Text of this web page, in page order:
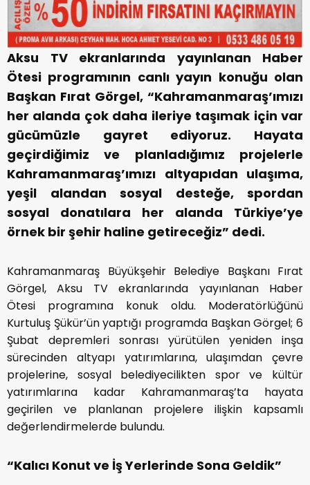
Aksu TV ekranlarında yayınlanan Haber
Ötesi programının canlı yayın konuğu olan
Başkan Fırat Görgel, “Kahramanmaraş’ımızı
her alanda çok daha ileriye taşımak için var
gücümüzle gayret ediyoruz. Hayata
geçirdiğimiz ve planladığımız projelerle
Kahramanmaraş’ımızı altyapıdan ulaşıma,
yeşil alandan sosyal desteğe, spordan
sosyal donatılara her alanda Türkiye’ye
örnek bir şehir haline getireceğiz” dedi.
Kahramanmaraş Büyükşehir Belediye Başkanı Fırat
Görgel, Aksu TV ekranlarında yayınlanan Haber
Ötesi programına konuk oldu. Moderatörlüğünü
Kurtuluş Şükür’ün yaptığı programda Başkan Görgel; 6
Şubat depremleri sonrası yürütülen yeniden inşa
sürecinden altyapı yatırımlarına, ulaşımdan çevre
projelerine, sosyal belediyecilikten spor ve kültür
yatırımlarına kadar Kahramanmaraş’ta hayata
geçirilen ve planlanan projelere ilişkin kapsamlı
değerlendirmelerde bulundu.
“Kalıcı Konut ve İş Yerlerinde Sona Geldik”